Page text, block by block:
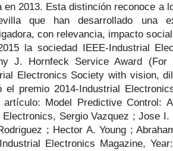
en 2013. Esta distinción reconoce a
que han desarrollado una
con relevancia, impacto
la sociedad IEEE-Industrial
J. Hornfeck Service Award (For
Electronics Society with vision,
el premio 2014-Industrial
artículo: Model Predictive Control:
Electronics, Sergio Vazquez ; Jose
; Hector A. Young ;
Electronics Magazine,